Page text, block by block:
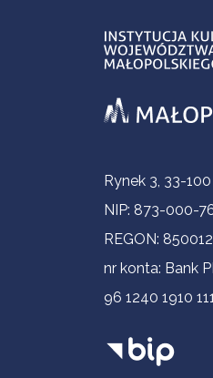
Informacje
Rynek 3, 33-
NIP: 873-000-
REGON:
nr konta: Bank
96 1240 1910